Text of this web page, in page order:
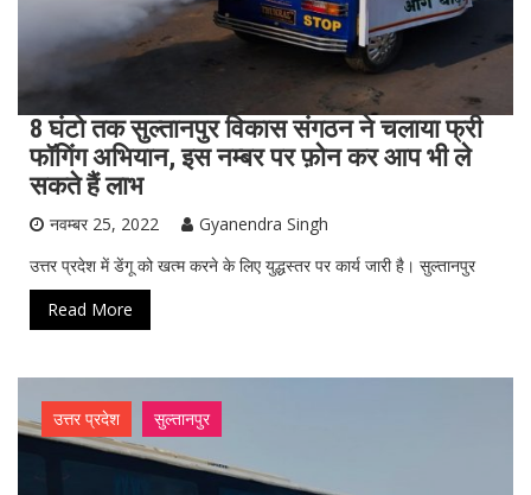
8 घंटो तक सुल्तानपुर विकास संगठन ने चलाया फ्री
फॉगिंग अभियान, इस नम्बर पर फ़ोन कर आप भी ले
सकते हैं लाभ
नवम्बर 25, 2022
Gyanendra Singh
उत्तर प्रदेश में डेंगू को खत्म करने के लिए युद्धस्तर पर कार्य जारी है। सुल्तानपुर
Read More
उत्तर प्रदेश सुल्तानपुर